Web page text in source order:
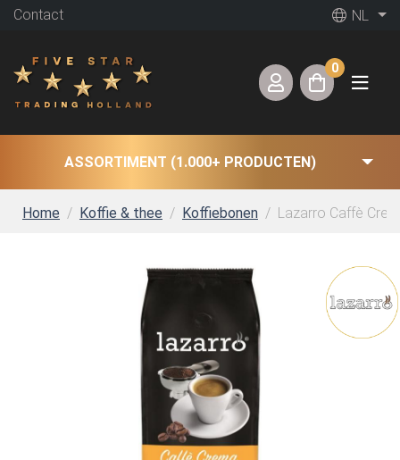
Contact NL
0
ASSORTIMENT (1.000+ PRODUCTEN)
Home Koffie & thee Koffiebonen Lazarro Caffè